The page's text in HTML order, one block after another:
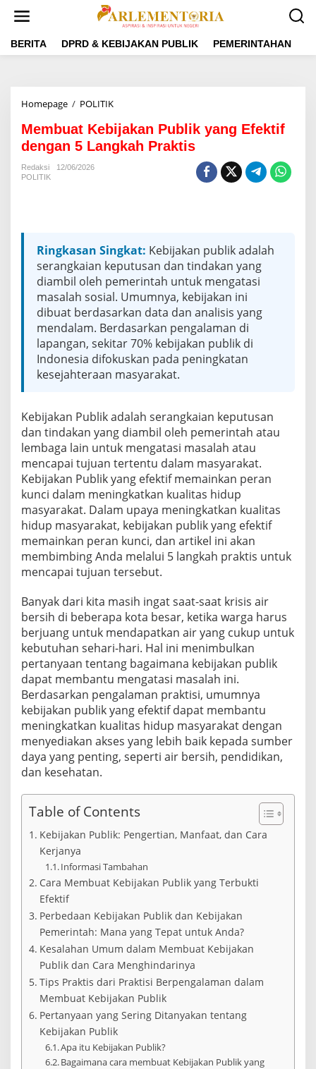
t
BERITA DPRD & KEBIJAKAN PUBLIK PEMERINTAHAN
Homepage / POLITIK
m
b
u
a
k
a
n
u
b
l
i
k
y
g
E
f
e
k
t
i
f
d
e
n
g
a
5
a
n
g
k
a
h
P
r
a
k
i
Membuat Kebijakan Publik yang Efektif
dengan 5 Langkah Praktis
Redaksi
12/06/2026
POLITIK
Ringkasan Singkat: Kebijakan publik adalah
serangkaian keputusan dan tindakan yang
diambil oleh pemerintah untuk mengatasi
masalah sosial. Umumnya, kebijakan ini
dibuat berdasarkan data dan analisis yang
mendalam. Berdasarkan pengalaman di
lapangan, sekitar 70% kebijakan publik di
Indonesia difokuskan pada peningkatan
kesejahteraan masyarakat.
Kebijakan Publik adalah serangkaian keputusan
dan tindakan yang diambil oleh pemerintah atau
lembaga lain untuk mengatasi masalah atau
mencapai tujuan tertentu dalam masyarakat.
Kebijakan Publik yang efektif memainkan peran
kunci dalam meningkatkan kualitas hidup
masyarakat. Dalam upaya meningkatkan kualitas
hidup masyarakat, kebijakan publik yang efektif
memainkan peran kunci, dan artikel ini akan
membimbing Anda melalui 5 langkah praktis untuk
mencapai tujuan tersebut.
Banyak dari kita masih ingat saat-saat krisis air
bersih di beberapa kota besar, ketika warga harus
berjuang untuk mendapatkan air yang cukup untuk
kebutuhan sehari-hari. Hal ini menimbulkan
pertanyaan tentang bagaimana kebijakan publik
dapat membantu mengatasi masalah ini.
Berdasarkan pengalaman praktisi, umumnya
kebijakan publik yang efektif dapat membantu
meningkatkan kualitas hidup masyarakat dengan
menyediakan akses yang lebih baik kepada sumber
daya yang penting, seperti air bersih, pendidikan,
dan kesehatan.
Table of Contents
Kebijakan Publik: Pengertian, Manfaat, dan Cara
Kerjanya
Informasi Tambahan
Cara Membuat Kebijakan Publik yang Terbukti
Efektif
Perbedaan Kebijakan Publik dan Kebijakan
Pemerintah: Mana yang Tepat untuk Anda?
Kesalahan Umum dalam Membuat Kebijakan
Publik dan Cara Menghindarinya
Tips Praktis dari Praktisi Berpengalaman dalam
Membuat Kebijakan Publik
Pertanyaan yang Sering Ditanyakan tentang
Kebijakan Publik
Apa itu Kebijakan Publik?
Bagaimana cara membuat Kebijakan Publik yang